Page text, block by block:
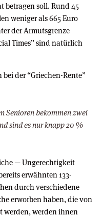
betragen soll. Rund 45
weniger als 665 Euro
der Armutsgrenze
Times” sind natürlich
der “Griechen-Rente”
Senioren bekommen zwei
sind es nur knapp 20 %
— Ungerechtigkeit
erwähnten 133-
durch verschiedene
erworben haben, die von
werden, werden ihnen